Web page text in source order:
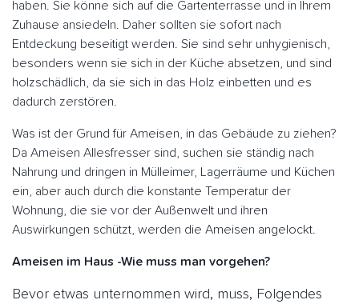
haben. Sie könne sich auf die Gartenterrasse und in Ihrem
Zuhause ansiedeln. Daher sollten sie sofort nach
Entdeckung beseitigt werden. Sie sind sehr unhygienisch,
besonders wenn sie sich in der Küche absetzen, und sind
holzschädlich, da sie sich in das Holz einbetten und es
dadurch zerstören.
Was ist der Grund für Ameisen, in das Gebäude zu ziehen?
Da Ameisen Allesfresser sind, suchen sie ständig nach
Nahrung und dringen in Mülleimer, Lagerräume und Küchen
ein, aber auch durch die konstante Temperatur der
Wohnung, die sie vor der Außenwelt und ihren
Auswirkungen schützt, werden die Ameisen angelockt.
Ameisen im Haus -Wie muss man vorgehen?
Bevor etwas unternommen wird, muss, Folgendes